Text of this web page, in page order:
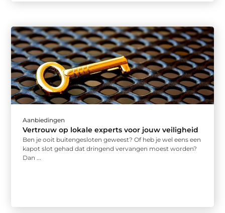
Aanbiedingen
Vertrouw op lokale experts voor jouw veiligheid
Ben je ooit buitengesloten geweest? Of heb je wel eens een
kapot slot gehad dat dringend vervangen moest worden?
Dan ...